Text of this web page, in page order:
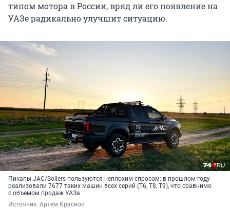
типом мотора в России, вряд ли его появление на
УАЗе радикально улучшит ситуацию.
Пикапы JAC/Sollers пользуются неплохим спросом: в прошлом году
реализовали 7677 таких машин всех серий (T6, T8, T9), что сравнимо
с объемом продаж УАЗа
Источник: Артем Краснов